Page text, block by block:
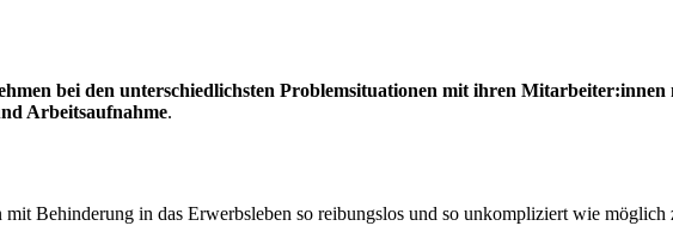
bei den unterschiedlichsten Problemsituationen mit ihren
Arbeitsaufnahme.
Behinderung in das Erwerbsleben so reibungslos und so unkompliziert wie